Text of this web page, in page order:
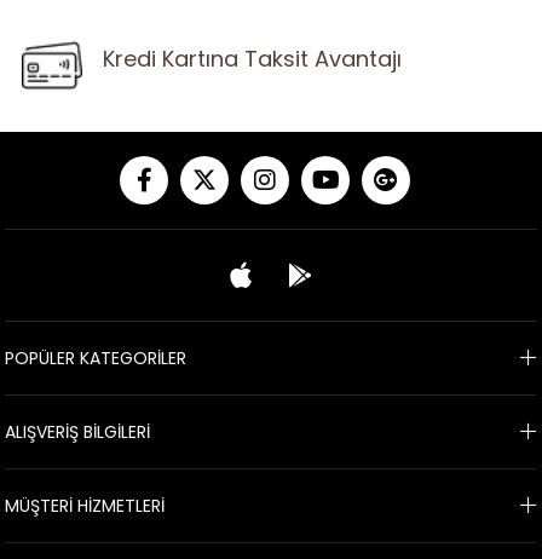
Kredi Kartına Taksit Avantajı
POPÜLER KATEGORİLER
ALIŞVERİŞ BİLGİLERİ
MÜŞTERİ HİZMETLERİ